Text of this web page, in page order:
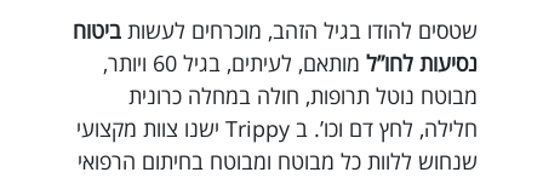
שטסים להודו בגיל הזהב, מוכרחים לעשות ביטוח
נסיעות לחו”ל
מותאם, לעיתים, בגיל 60 ויותר,
מבוטח נוטל תרופות, חולה במחלה כרונית
חלילה, לחץ דם וכו’. ב Trippy ישנו צוות מקצועי
שנחוש ללוות כל מבוטח ומבוטח בחיתום הרפואי